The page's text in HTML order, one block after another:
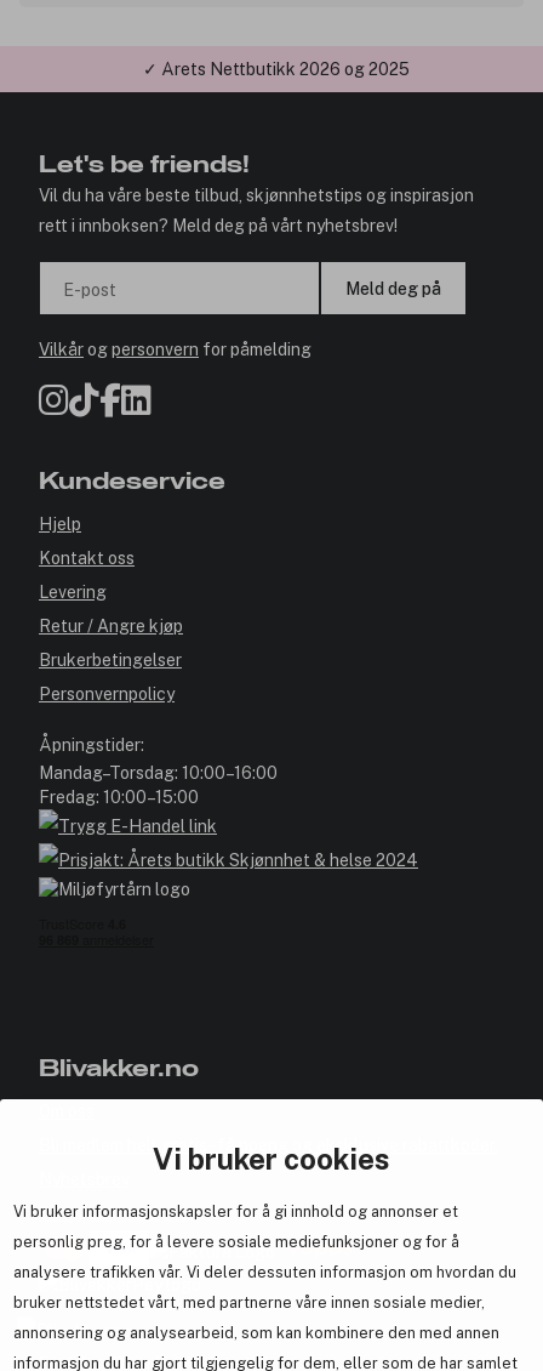
Vi bruker cookies
Vi bruker informasjonskapsler for å gi innhold og annonser et
personlig preg, for å levere sosiale mediefunksjoner og for å
analysere trafikken vår. Vi deler dessuten informasjon om hvordan du
bruker nettstedet vårt, med partnerne våre innen sosiale medier,
annonsering og analysearbeid, som kan kombinere den med annen
informasjon du har gjort tilgjengelig for dem, eller som de har samlet
✓ Årets Nettbutikk 2026 og 2025
Let's be friends!
Vil du ha våre beste tilbud, skjønnhetstips og inspirasjon
rett i innboksen? Meld deg på vårt nyhetsbrev!
E-post Meld deg på
Vilkårogpersonvern for påmelding
Kundeservice
Hjelp
Kontakt oss
Levering
Retur / Angre kjøp
Brukerbetingelser
Personvernpolicy
Åpningstider:
Mandag–Torsdag: 10:00–16:00
Fredag: 10:00–15:00
Blivakker.no
Bli medlem helt gratis - få poeng og eksklusive rabattkoder.
Samarbeid med oss
En del avBrandsdal Group AS